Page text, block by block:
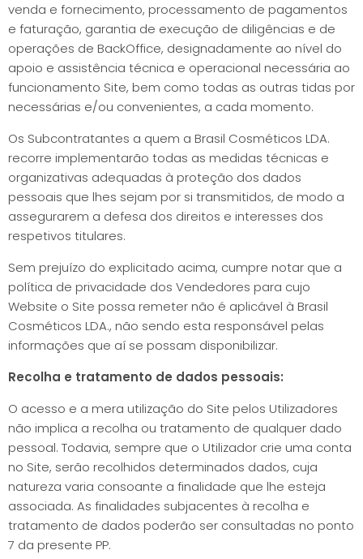
venda e fornecimento, processamento de pagamentos
e faturação, garantia de execução de diligências e de
operações de BackOffice, designadamente ao nível do
apoio e assistência técnica e operacional necessária ao
funcionamento Site, bem como todas as outras tidas por
necessárias e/ou convenientes, a cada momento.
Os Subcontratantes a quem a Brasil Cosméticos LDA.
recorre implementarão todas as medidas técnicas e
organizativas adequadas à proteção dos dados
pessoais que lhes sejam por si transmitidos, de modo a
assegurarem a defesa dos direitos e interesses dos
respetivos titulares.
Sem prejuízo do explicitado acima, cumpre notar que a
política de privacidade dos Vendedores para cujo
Website o Site possa remeter não é aplicável à Brasil
Cosméticos LDA., não sendo esta responsável pelas
informações que aí se possam disponibilizar.
Recolha e tratamento de dados pessoais:
O acesso e a mera utilização do Site pelos Utilizadores
não implica a recolha ou tratamento de qualquer dado
pessoal. Todavia, sempre que o Utilizador crie uma conta
no Site, serão recolhidos determinados dados, cuja
natureza varia consoante a finalidade que lhe esteja
associada. As finalidades subjacentes à recolha e
tratamento de dados poderão ser consultadas no ponto
7 da presente PP.